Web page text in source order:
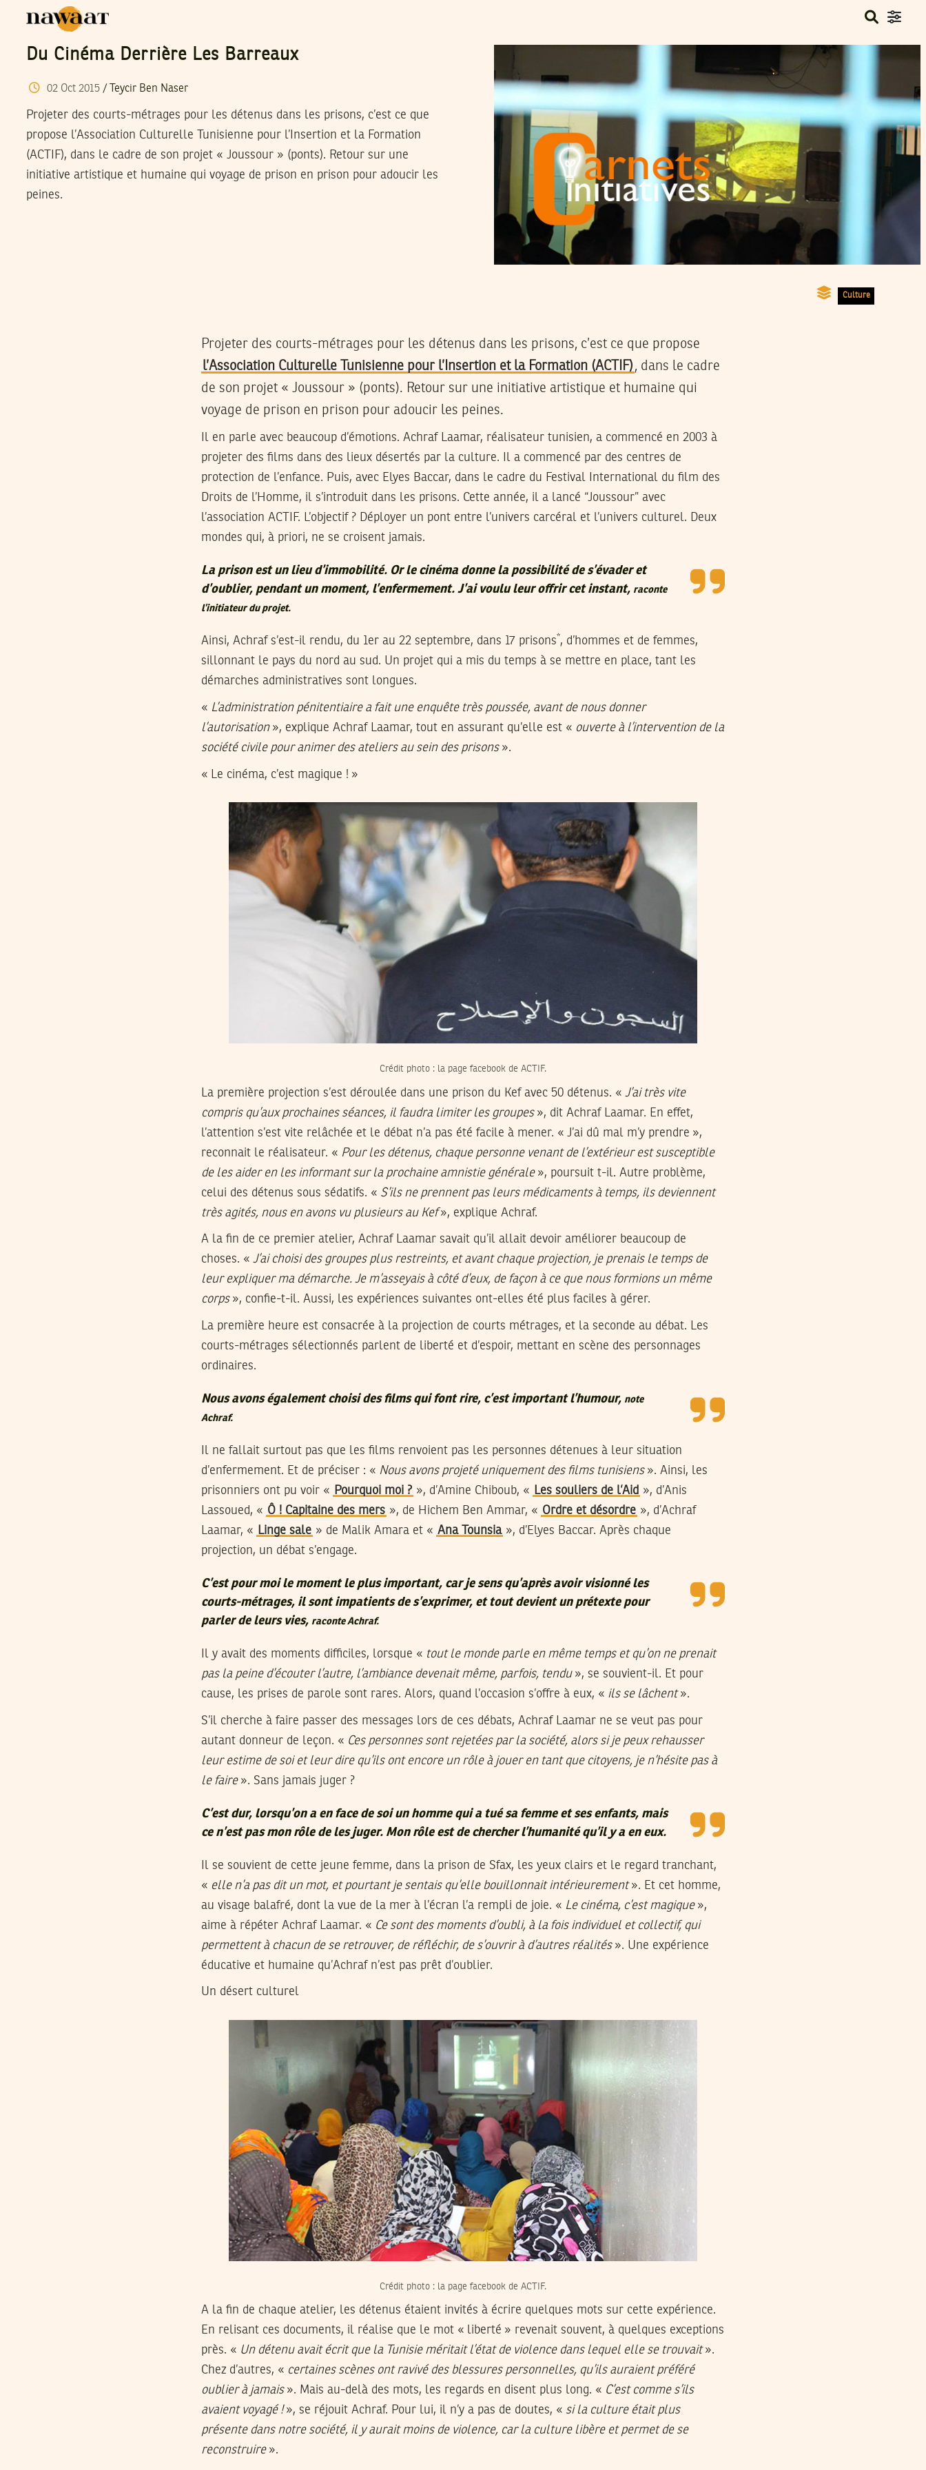
Du Cinéma Derrière Les Barreaux
02 Oct 2015/ Teycir Ben Naser
Projeter des courts-métrages pour les détenus dans les prisons, c’est ce que
propose l’Association Culturelle Tunisienne pour l’Insertion et la Formation
(ACTIF), dans le cadre de son projet « Joussour » (ponts). Retour sur une
initiative artistique et humaine qui voyage de prison en prison pour adoucir les
peines.
Culture
Projeter des courts-métrages pour les détenus dans les prisons, c’est ce que propose
l’Association Culturelle Tunisienne pour l’Insertion et la Formation (ACTIF) , dans le cadre
de son projet « Joussour » (ponts). Retour sur une initiative artistique et humaine qui
voyage de prison en prison pour adoucir les peines.
Il en parle avec beaucoup d’émotions. Achraf Laamar, réalisateur tunisien, a commencé en 2003 à
projeter des films dans des lieux désertés par la culture. Il a commencé par des centres de
protection de l’enfance. Puis, avec Elyes Baccar, dans le cadre du Festival International du film des
Droits de l’Homme, il s’introduit dans les prisons. Cette année, il a lancé “Joussour” avec
l’association ACTIF. L’objectif ? Déployer un pont entre l’univers carcéral et l’univers culturel. Deux
mondes qui, à priori, ne se croisent jamais.
La prison est un lieu d’immobilité. Or le cinéma donne la possibilité de s’évader et
d’oublier, pendant un moment, l’enfermement. J’ai voulu leur offrir cet instant, raconte
l’initiateur du projet.
Ainsi, Achraf s’est-il rendu, du 1er au 22 septembre, dans 17 prisons*, d’hommes et de femmes,
sillonnant le pays du nord au sud. Un projet qui a mis du temps à se mettre en place, tant les
démarches administratives sont longues.
« L’administration pénitentiaire a fait une enquête très poussée, avant de nous donner
l’autorisation», explique Achraf Laamar, tout en assurant qu’elle est « ouverte à l’intervention de la
société civile pour animer des ateliers au sein des prisons».
« Le cinéma, c’est magique ! »
Crédit photo : la page facebook de ACTIF.
La première projection s’est déroulée dans une prison du Kef avec 50 détenus. « J’ai très vite
compris qu’aux prochaines séances, il faudra limiter les groupes», dit Achraf Laamar. En effet,
l’attention s’est vite relâchée et le débat n’a pas été facile à mener. « J’ai dû mal m’y prendre »,
reconnait le réalisateur. « Pour les détenus, chaque personne venant de l’extérieur est susceptible
de les aider en les informant sur la prochaine amnistie générale», poursuit t-il. Autre problème,
celui des détenus sous sédatifs. « S’ils ne prennent pas leurs médicaments à temps, ils deviennent
très agités, nous en avons vu plusieurs au Kef», explique Achraf.
A la fin de ce premier atelier, Achraf Laamar savait qu’il allait devoir améliorer beaucoup de
choses. « J’ai choisi des groupes plus restreints, et avant chaque projection, je prenais le temps de
leur expliquer ma démarche. Je m’asseyais à côté d’eux, de façon à ce que nous formions un même
corps», confie-t-il. Aussi, les expériences suivantes ont-elles été plus faciles à gérer.
La première heure est consacrée à la projection de courts métrages, et la seconde au débat. Les
courts-métrages sélectionnés parlent de liberté et d’espoir, mettant en scène des personnages
ordinaires.
Nous avons également choisi des films qui font rire, c’est important l’humour, note
Achraf.
Il ne fallait surtout pas que les films renvoient pas les personnes détenues à leur situation
d’enfermement. Et de préciser : « Nous avons projeté uniquement des films tunisiens». Ainsi, les
prisonniers ont pu voir « Pourquoi moi ? », d’Amine Chiboub, « Les souliers de l’Aid », d’Anis
Lassoued, « Ô ! Capitaine des mers », de Hichem Ben Ammar, « Ordre et désordre », d’Achraf
Laamar, « Linge sale » de Malik Amara et « Ana Tounsia », d’Elyes Baccar. Après chaque
projection, un débat s’engage.
C’est pour moi le moment le plus important, car je sens qu’après avoir visionné les
courts-métrages, il sont impatients de s’exprimer, et tout devient un prétexte pour
parler de leurs vies, raconte Achraf.
Il y avait des moments difficiles, lorsque « tout le monde parle en même temps et qu’on ne prenait
pas la peine d’écouter l’autre, l’ambiance devenait même, parfois, tendu», se souvient-il. Et pour
cause, les prises de parole sont rares. Alors, quand l’occasion s’offre à eux, « ils se lâchent».
S’il cherche à faire passer des messages lors de ces débats, Achraf Laamar ne se veut pas pour
autant donneur de leçon. « Ces personnes sont rejetées par la société, alors si je peux rehausser
leur estime de soi et leur dire qu’ils ont encore un rôle à jouer en tant que citoyens, je n’hésite pas à
le faire». Sans jamais juger ?
C’est dur, lorsqu’on a en face de soi un homme qui a tué sa femme et ses enfants, mais
ce n’est pas mon rôle de les juger. Mon rôle est de chercher l’humanité qu’il y a en eux.
Il se souvient de cette jeune femme, dans la prison de Sfax, les yeux clairs et le regard tranchant,
« elle n’a pas dit un mot, et pourtant je sentais qu’elle bouillonnait intérieurement». Et cet homme,
au visage balafré, dont la vue de la mer à l’écran l’a rempli de joie. « Le cinéma, c’est magique»,
aime à répéter Achraf Laamar. « Ce sont des moments d’oubli, à la fois individuel et collectif, qui
permettent à chacun de se retrouver, de réfléchir, de s’ouvrir à d’autres réalités». Une expérience
éducative et humaine qu’Achraf n’est pas prêt d’oublier.
Un désert culturel
Crédit photo : la page facebook de ACTIF.
A la fin de chaque atelier, les détenus étaient invités à écrire quelques mots sur cette expérience.
En relisant ces documents, il réalise que le mot « liberté » revenait souvent, à quelques exceptions
près. « Un détenu avait écrit que la Tunisie méritait l’état de violence dans lequel elle se trouvait».
Chez d’autres, « certaines scènes ont ravivé des blessures personnelles, qu’ils auraient préféré
oublier à jamais». Mais au-delà des mots, les regards en disent plus long. « C’est comme s’ils
avaient voyagé !», se réjouit Achraf. Pour lui, il n’y a pas de doutes, « si la culture était plus
présente dans notre société, il y aurait moins de violence, car la culture libère et permet de se
reconstruire».